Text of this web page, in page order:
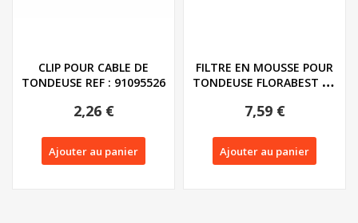
CLIP POUR CABLE DE
TONDEUSE REF : 91095526
2,26 €
Ajouter au panier
FILTRE EN MOUSSE POUR
TONDEUSE FLORABEST ET
7,59 €
Ajouter au panier